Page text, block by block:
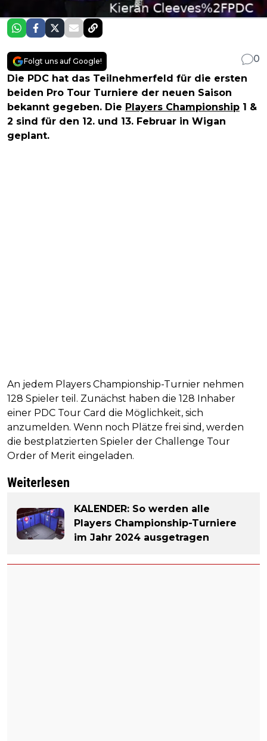
Folgt uns auf Google!
0
Die PDC hat das Teilnehmerfeld für die ersten
beiden Pro Tour Turniere der neuen Saison
bekannt gegeben. Die Players Championship 1 &
2 sind für den 12. und 13. Februar in Wigan
geplant.
An jedem Players Championship-Turnier nehmen
128 Spieler teil. Zunächst haben die 128 Inhaber
einer PDC Tour Card die Möglichkeit, sich
anzumelden. Wenn noch Plätze frei sind, werden
die bestplatzierten Spieler der Challenge Tour
Order of Merit eingeladen.
Weiterlesen
KALENDER: So werden alle
Players Championship-Turniere
im Jahr 2024 ausgetragen